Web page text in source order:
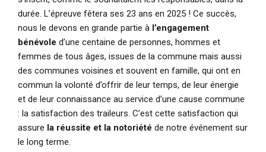
durée. L’épreuve fêtera ses 23 ans en 2025 ! Ce succès,
nous le devons en grande partie à l’engagement
bénévole d’une centaine de personnes, hommes et
femmes de tous âges, issues de la commune mais aussi
des communes voisines et souvent en famille, qui ont en
commun la volonté d’offrir de leur temps, de leur énergie
et de leur connaissance au service d’une cause commune
: la satisfaction des traileurs. C’est cette satisfaction qui
assure la réussite et la notoriété de notre événement sur
le long terme.